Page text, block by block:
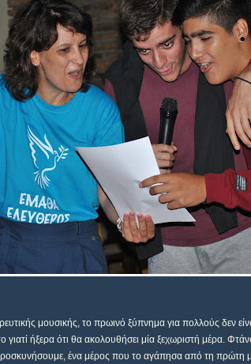
μουσικής, το πρωινό ξύπνημα για πολλούς δεν
γιατί ήξερα ότι θα ακολουθήσει μία ξεχωριστή μέρα.
ένα μέρος που το αγάπησα από τη πρώτη